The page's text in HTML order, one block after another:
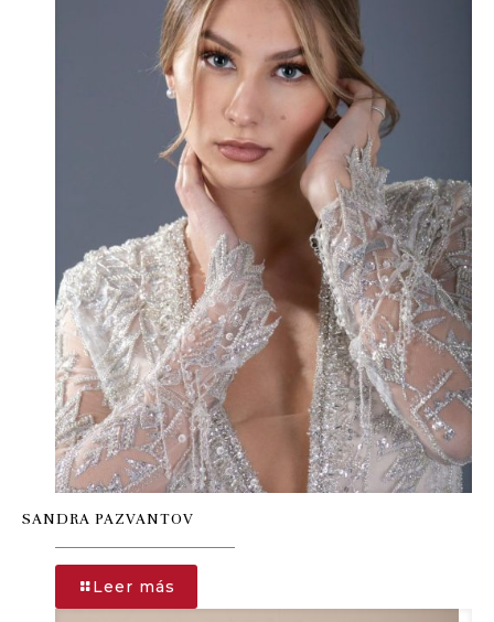
SANDRA PAZVANTOV
Leer más
SANDRA